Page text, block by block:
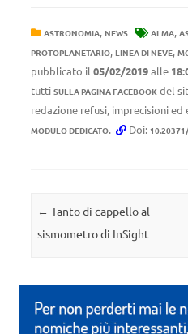
ASTRONOMIA, NEWS ALMA,
PROTOPLANETARIO, LINEA DI NEVE,
pubblicato il 05/02/2019alle
tutti SULLA PAGINA FACEBOOK del
redazione refusi, imprecisioni
MODULO DEDICATO. Doi:
Navigazione articolo
← Tanto di cappello al
sismometro di InSight